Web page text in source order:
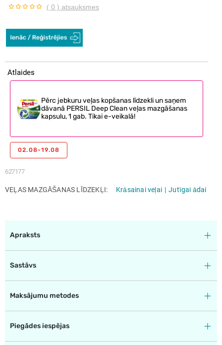
( 0 ) atsauksmes
627177
Atlaides
Pērc jebkuru veļas kopšanas līdzekli un saņem
dāvanā PERSIL Deep Clean veļas mazgāšanas
kapsulu, 1 gab. Tikai e-veikalā!
02.08-19.08
VEĻAS MAZGĀŠANAS LĪDZEKĻI Krāsainai veļai Jutīgai ādai
Apraksts
Sastāvs
Maksājumu metodes
Piegādes iespējas